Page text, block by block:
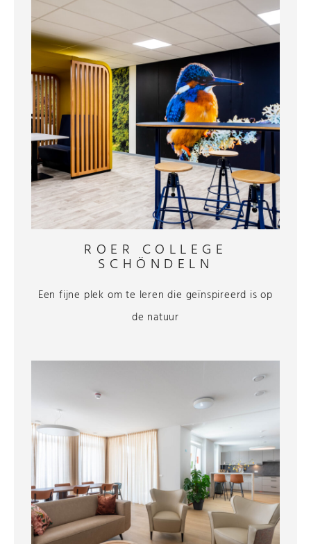
ROER COLLEGE
SCHÖNDELN
Een fijne plek om te leren die geïnspireerd is op
de natuur